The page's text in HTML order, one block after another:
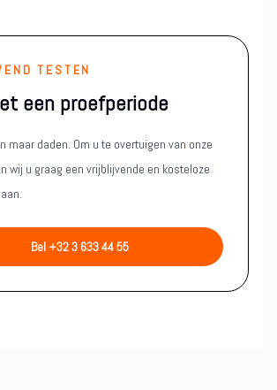
TESTEN
een proefperiode
maar daden. Om u te overtuigen van onze
wij u graag een vrijblijvende en kosteloze
Bel +32 3 633 44 55